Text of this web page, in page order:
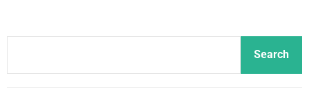
a
Search